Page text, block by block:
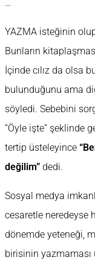
…
YAZMA isteğinin
Bunların
İçinde cılız da olsa
bulunduğunu ama
söyledi. Sebebini
“Öyle işte” şeklinde
tertip üsteleyince
değilim” dedi.
Sosyal medya
cesaretle neredeyse
dönemde yeteneği,
birisinin